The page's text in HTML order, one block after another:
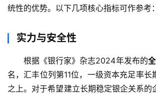
统性的优势。以下几项核心指标可作参考：
实力与安全性
根据《银行家》杂志2024年发布的
名，汇丰位列第11位，一级资本充足率长
之上。对于希望建立长期稳定银企关系的